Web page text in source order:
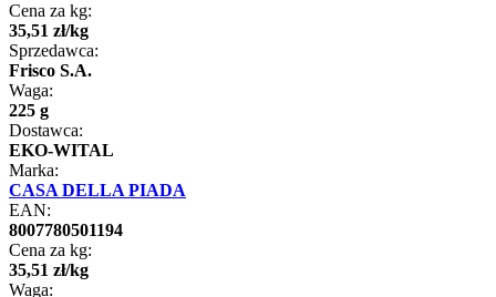
Cena za kg:
35,51 zł/kg
Sprzedawca:
Frisco S.A.
Waga:
225 g
Dostawca:
EKO-WITAL
Marka:
CASA DELLA PIADA
EAN:
8007780501194
Cena za kg:
35,51 zł/kg
Waga: